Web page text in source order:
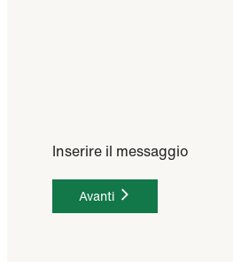
Inserire il messaggio
Avanti